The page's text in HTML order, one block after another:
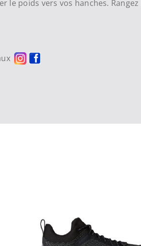
le poids vers vos hanches.